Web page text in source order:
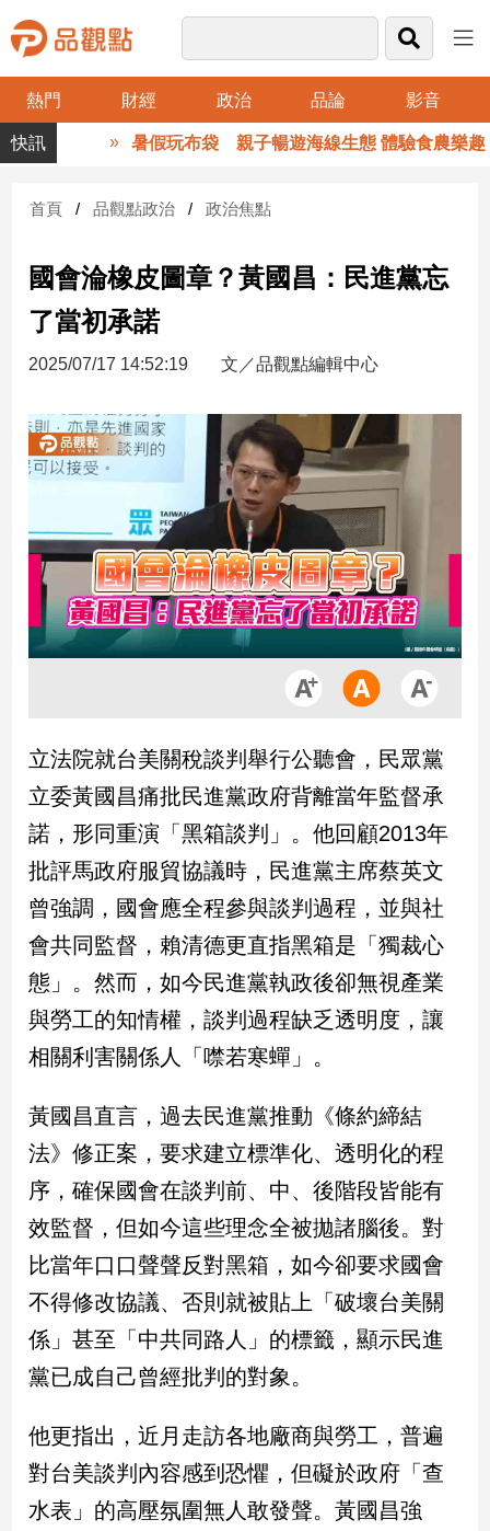
熱門 財經 政治 品論 影音
品
觀
財
台
財
新
產
經/
股
房
地
產
品
政
治
政
治
焦
品
觀
點
民
調
國
會
點
觀
點
兩
岸/
國
際
社
地
方
新
冠
暑假玩布袋 親子暢遊海線生態 體驗食農樂趣
首頁 品觀點政治 政治焦點
國會淪橡皮圖章？黃國昌：民進黨忘
了當初承諾
2025/07/17 14:52:19 文／品觀點編輯中心
立法院就台美關稅談判舉行公聽會，民眾黨
立委黃國昌痛批民進黨政府背離當年監督承
諾，形同重演「黑箱談判」。他回顧2013年
批評馬政府服貿協議時，民進黨主席蔡英文
曾強調，國會應全程參與談判過程，並與社
會共同監督，賴清德更直指黑箱是「獨裁心
態」。然而，如今民進黨執政後卻無視產業
與勞工的知情權，談判過程缺乏透明度，讓
相關利害關係人「噤若寒蟬」。
黃國昌直言，過去民進黨推動《條約締結
法》修正案，要求建立標準化、透明化的程
序，確保國會在談判前、中、後階段皆能有
效監督，但如今這些理念全被拋諸腦後。對
比當年口口聲聲反對黑箱，如今卻要求國會
不得修改協議、否則就被貼上「破壞台美關
係」甚至「中共同路人」的標籤，顯示民進
黨已成自己曾經批判的對象。
他更指出，近月走訪各地廠商與勞工，普遍
對台美談判內容感到恐懼，但礙於政府「查
水表」的高壓氛圍無人敢發聲。黃國昌強